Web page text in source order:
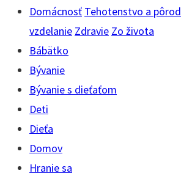
Domácnosť Tehotenstvo a pôrod
vzdelanie Zdravie Zo života
Bábätko
Bývanie
Bývanie s dieťaťom
Deti
Dieťa
Domov
Hranie sa